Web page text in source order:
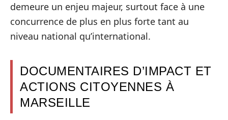
demeure un enjeu majeur, surtout face à une
concurrence de plus en plus forte tant au
niveau national qu’international.
DOCUMENTAIRES D’IMPACT ET
ACTIONS CITOYENNES À
MARSEILLE